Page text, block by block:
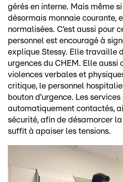
gérés en interne. Mais même
désormais monnaie courante,
normalisées. C’est aussi pour
personnel est encouragé à
explique Stessy. Elle travaille
urgences du CHEM. Elle aussi
violences verbales et
critique, le personnel
bouton d’urgence. Les
automatiquement contactés,
sécurité, afin de désamorcer
suffit à apaiser les tensions.